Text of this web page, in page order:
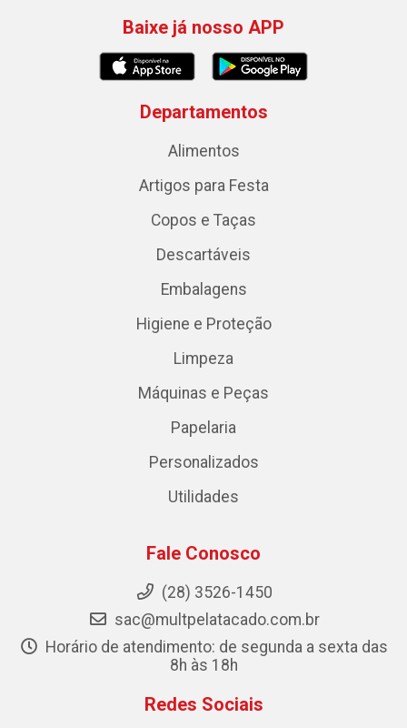
Baixe já nosso APP
Departamentos
Alimentos
Artigos para Festa
Copos e Taças
Descartáveis
Embalagens
Higiene e Proteção
Limpeza
Máquinas e Peças
Papelaria
Personalizados
Utilidades
Fale Conosco
(28) 3526-1450
sac@multpelatacado.com.br
Horário de atendimento: de segunda a sexta das
8h às 18h
Redes Sociais